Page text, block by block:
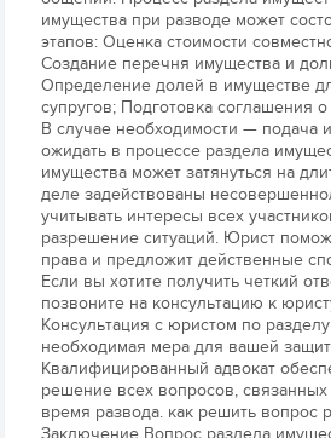
имущества при разводе может
этапов: Оценка стоимости
Создание перечня имущества и
Определение долей в имуществе
супругов; Подготовка соглашения
В случае необходимости — подача
ожидать в процессе раздела
имущества может затянуться на
деле задействованы
учитывать интересы всех
разрешение ситуаций. Юрист
права и предложит действенные
Если вы хотите получить четкий
позвоните на консультацию к
Консультация с юристом по
необходимая мера для вашей
Квалифицированный адвокат
решение всех вопросов,
время развода. как решить вопрос